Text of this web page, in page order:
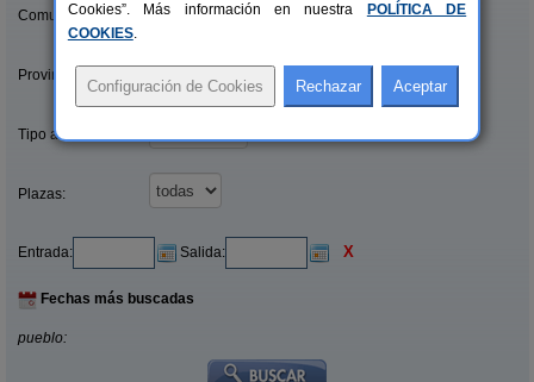
Comunidades:
Provincias/Islas:
Tipo alquiler:
Plazas:
Entrada: Salida: X
Fechas más buscadas
pueblo:
Cookies”. Más información en nuestra
POLÍTICA DE
COOKIES.